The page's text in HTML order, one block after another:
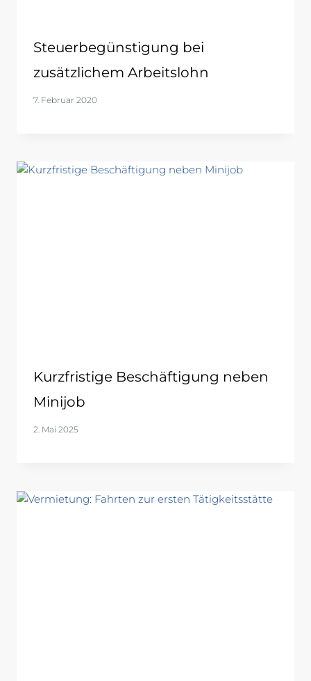
Steuerbegünstigung bei
zusätzlichem Arbeitslohn
7. Februar 2020
Kurzfristige Beschäftigung neben
Minijob
2. Mai 2025